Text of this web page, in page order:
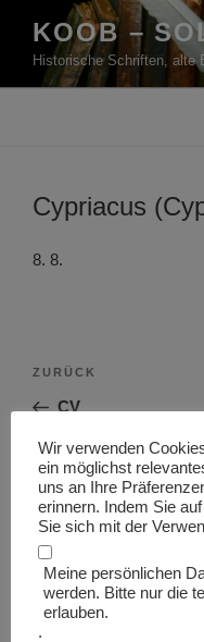
Inhalt
springen
KOOB –
Historische Schriften, alte
Cypriacus
8. 8.
Beitragsnavigation
Vorheriger
Beitrag
ZURÜCK
CV
Nächster
Beitrag
WEITER
Cyprian
Wir verwenden
ein möglichst
uns an Ihre
erinnern. Indem Sie
Sie sich mit der
Meine persönlichen
werden. Bitte nur die
erlauben.
.